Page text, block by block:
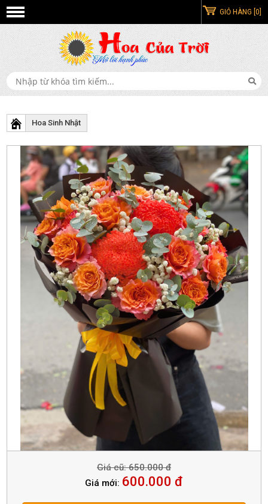
GIỎ HÀNG [0]
Hoa Sinh Nhật
Giá cũ: 650.000 đ
Giá mới: 600.000 đ